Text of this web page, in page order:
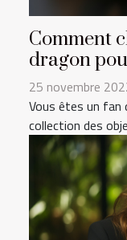
Comment
dragon
25 novembre
Vous êtes un fan
collection des